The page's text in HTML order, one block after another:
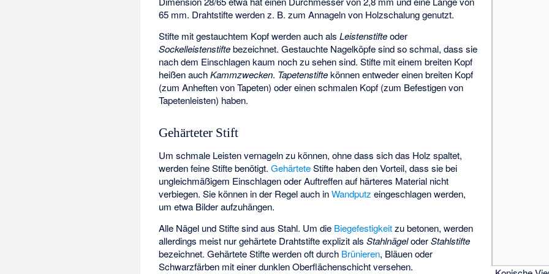
65 mm. Drahtstifte werden z. B. zum Annageln von Holzschalung genutzt.
Stifte mit gestauchtem Kopf werden auch alsLeistenstifteoder
Sockelleistenstiftebezeichnet. Gestauchte Nagelköpfe sind so schmal, dass sie
nach dem Einschlagen kaum noch zu sehen sind. Stifte mit einem breiten Kopf
heißen auchKammzwecken. Tapetenstiftekönnen entweder einen breiten Kopf
(zum Anheften von Tapeten) oder einen schmalen Kopf (zum Befestigen von
Tapetenleisten) haben.
Gehärteter Stift
Um schmale Leisten vernageln zu können, ohne dass sich das Holz spaltet,
werden feine Stifte benötigt.GehärteteStifte haben den Vorteil, dass sie bei
ungleichmäßigem Einschlagen oder Auftreffen auf härteres Material nicht
verbiegen. Sie können in der Regel auch inWandputz eingeschlagen werden,
um etwa Bilder aufzuhängen.
Alle Nägel und Stifte sind aus Stahl. Um die Biegefestigkeitzu betonen, werden
allerdings meist nur gehärtete Drahtstifte explizit alsStahlnägeloderStahlstifte
bezeichnet. Gehärtete Stifte werden oft durch Brünieren, Bläuenoder
Schwarzfärben mit einer dunklen Oberflächenschicht versehen.